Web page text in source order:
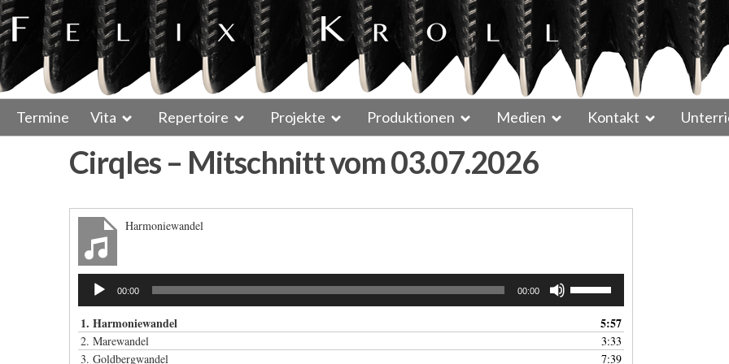
Termine Vita Repertoire Projekte Produktionen Medien Kontakt
Cirqles – Mitschnitt vom 03.07.2026
Harmoniewandel
Audio-
Player
00:00 00:00
um
die
1. Harmoniewandel 5:57
2. Marewandel
3:33
3. Goldbergwandel
7:39